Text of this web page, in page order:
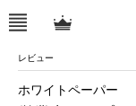
レビュー
ホワイトペーパー